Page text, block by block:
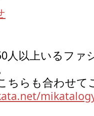
人以上いるファ
ちらも合わせて